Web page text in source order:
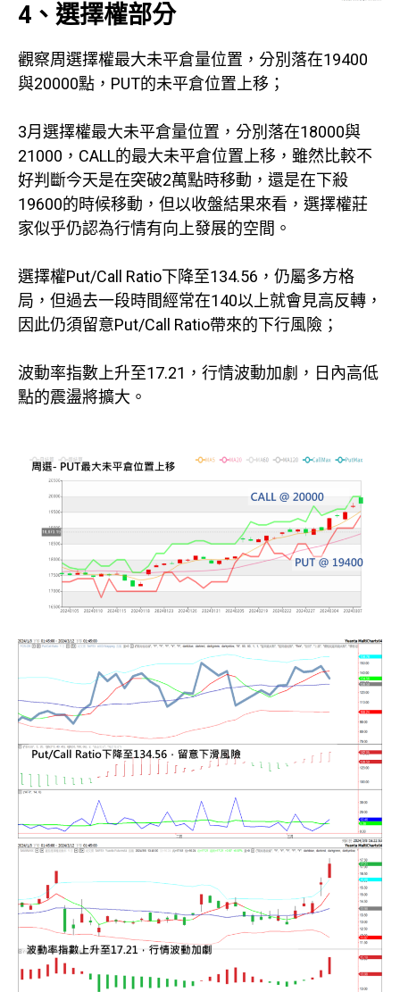
4、選擇權部分
觀察周選擇權最大未平倉量位置，分別落在19400
與20000點，PUT的未平倉位置上移；
3月選擇權最大未平倉量位置，分別落在18000與
21000，CALL的最大未平倉位置上移，雖然比較不
好判斷今天是在突破2萬點時移動，還是在下殺
19600的時候移動，但以收盤結果來看，選擇權莊
家似乎仍認為行情有向上發展的空間。
選擇權Put/Call Ratio下降至134.56，仍屬多方格
局，但過去一段時間經常在140以上就會見高反轉，
因此仍須留意Put/Call Ratio帶來的下行風險；
波動率指數上升至17.21，行情波動加劇，日內高低
點的震盪將擴大。